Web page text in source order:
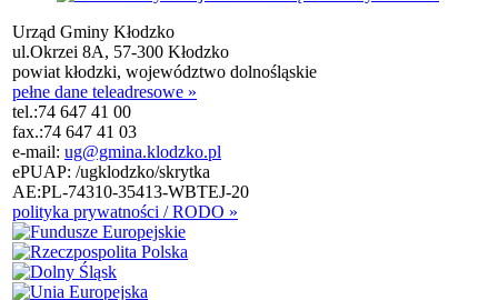
Urząd Gminy Kłodzko
ul.Okrzei 8A, 57-300 Kłodzko
powiat kłodzki, województwo dolnośląskie
pełne dane teleadresowe »
tel.:74 647 41 00
fax.:74 647 41 03
e-mail: ug@gmina.klodzko.pl
ePUAP: /ugklodzko/skrytka
AE:PL-74310-35413-WBTEJ-20
polityka prywatności / RODO »